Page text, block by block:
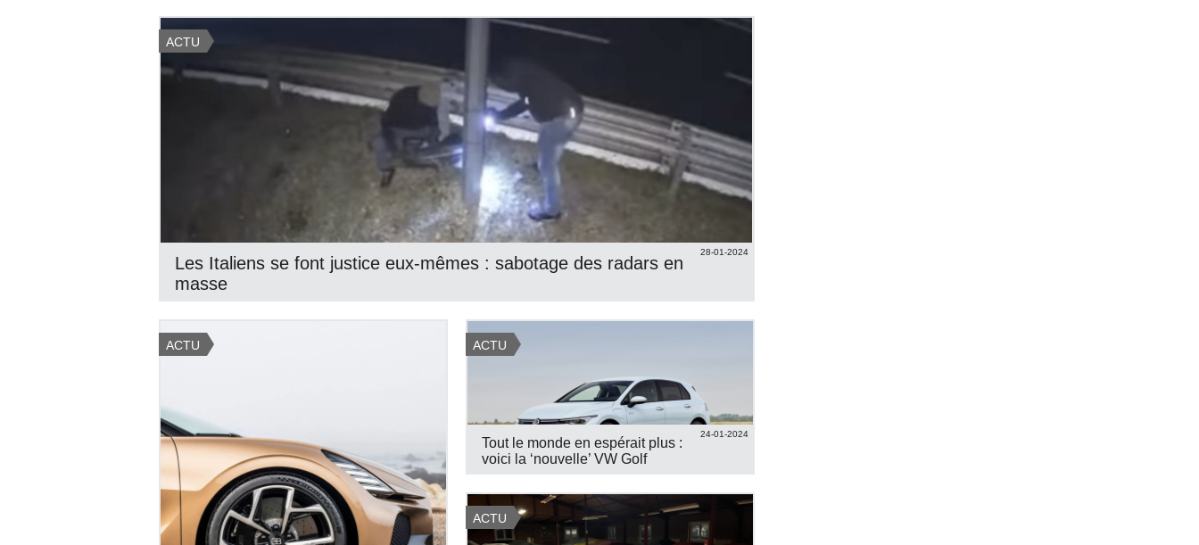
ACTU
28-01-2024
Les Italiens se font justice eux-mêmes : sabotage des radars en
masse
ACTU ACTU
24-01-2024
Tout le monde en espérait plus :
voici la ‘nouvelle’ VW Golf
ACTU